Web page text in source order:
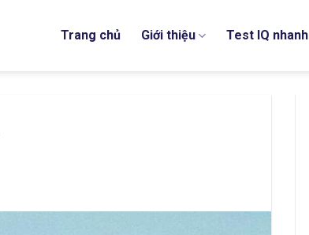
Trang chủ Giới thiệu Test IQ nhanh